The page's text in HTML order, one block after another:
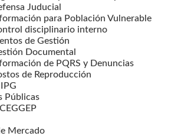
Juducial
para Población Vulnerable
disciplinario interno
de Gestión
Documental
de PQRS y Denuncias
de Reproducción
Públicas
Mercado